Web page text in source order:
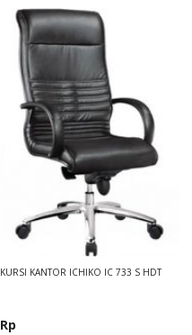
KURSI KANTOR ICHIKO IC 733 S HDT
Rp